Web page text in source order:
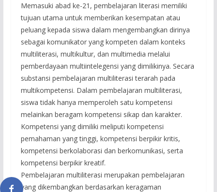
Memasuki abad ke-21, pembelajaran literasi memiliki
tujuan utama untuk memberikan kesempatan atau
peluang kepada siswa dalam mengembangkan dirinya
sebagai komunikator yang kompeten dalam konteks
multiliterasi, multikultur, dan multimedia melalui
pemberdayaan multiintelegensi yang dimilikinya. Secara
substansi pembelajaran multiliterasi terarah pada
multikompetensi. Dalam pembelajaran multiliterasi,
siswa tidak hanya memperoleh satu kompetensi
melainkan beragam kompetensi sikap dan karakter.
Kompetensi yang dimiliki meliputi kompetensi
pemahaman yang tinggi, kompetensi berpikir kritis,
kompetensi berkolaborasi dan berkomunikasi, serta
kompetensi berpikir kreatif.
Pembelajaran multiliterasi merupakan pembelajaran
yang dikembangkan berdasarkan keragaman